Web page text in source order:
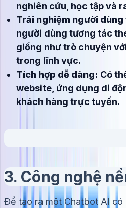
nghiên cứu, học tập và
Trải nghiệm người dùng
người dùng tương tác
giống như trò chuyện
trong lĩnh vực.
Tích hợp dễ dàng: Có
website, ứng dụng di
khách hàng trực tuyến.
3. Công nghệ
Để tạo ra một Chatbot AI có